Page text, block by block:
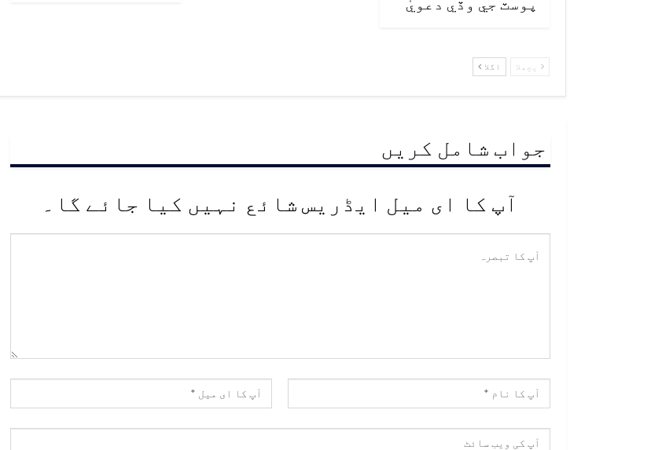
پچھلا اگلا
جواب شامل کریں
آپ کا ای میل ایڈریس شائع نہیں کیا جائے گا۔